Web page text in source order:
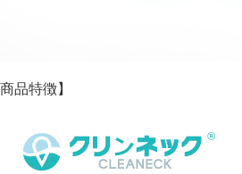
品特徴】